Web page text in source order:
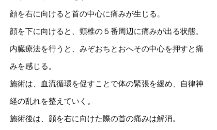
顔を右に向けると首の中心に痛みが生じる。
顔を下に向けると、頸椎の５番周辺に痛みが出る状態。
内臓療法を行うと、みぞおちとおへその中心を押すと痛
みを感じる。
施術は、血流循環を促すことで体の緊張を緩め、自律神
経の乱れを整えていく。
施術後は、顔を右に向けた際の首の痛みは解消。